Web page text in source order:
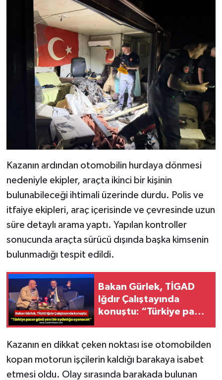
Kazanın ardından otomobilin hurdaya dönmesi
nedeniyle ekipler, araçta ikinci bir kişinin
bulunabileceği ihtimali üzerinde durdu. Polis ve
itfaiye ekipleri, araç içerisinde ve çevresinde uzun
süre detaylı arama yaptı. Yapılan kontroller
sonucunda araçta sürücü dışında başka kimsenin
bulunmadığı tespit edildi.
Bakan Gürlek, TİGAD
Iğdır Çalıştayında
konuştu: “Türkiye pazar
Kazanın en dikkat çeken noktası ise otomobilden
kopan motorun işçilerin kaldığı barakaya isabet
etmesi oldu. Olay sırasında barakada bulunan